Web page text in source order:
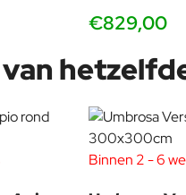
€829,00
Binnen 2 - 6